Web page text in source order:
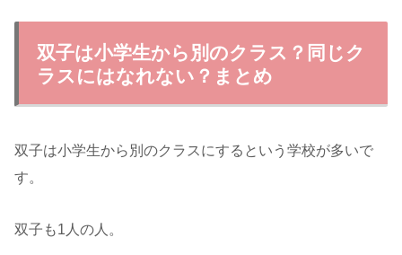
双子は小学生から別のクラス？同じク
ラスにはなれない？まとめ
双子は小学生から別のクラスにするという学校が多いで
す。
双子も1人の人。